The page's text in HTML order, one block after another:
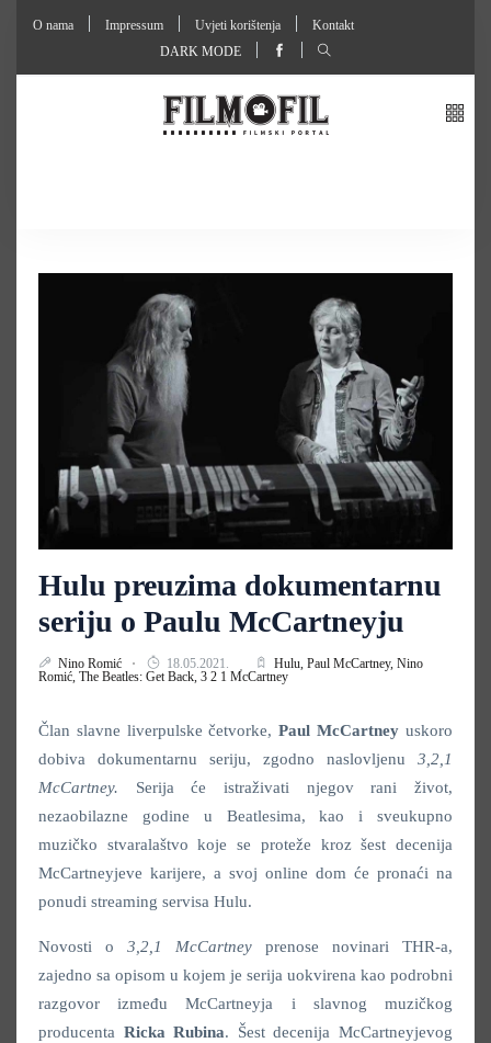
O nama Impressum Uvjeti korištenja
Kontakt
DARK MODE
Hulu preuzima dokumentarnu
seriju o Paulu McCartneyju
Nino Romić 18.05.2021. Hulu, Paul McCartney, Nino
Romić, The Beatles: Get Back, 3 2 1 McCartney
Član slavne liverpulske četvorke,Paul McCartney uskoro
dobiva dokumentarnu seriju, zgodno naslovljenu 3,2,1
McCartney. Serija će istraživati njegov rani život,
nezaobilazne godine u Beatlesima, kao i sveukupno
muzičko stvaralaštvo koje se proteže kroz šest decenija
McCartneyjeve karijere, a svoj online dom će pronaći na
ponudi streaming servisa Hulu.
Novosti o 3,2,1 McCartney prenose novinari THR-a,
zajedno sa opisom u kojem je serija uokvirena kao podrobni
razgovor između McCartneyja i slavnog muzičkog
producenta Ricka Rubina. Šest decenija McCartneyjevog